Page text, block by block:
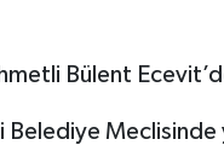
Bülent
Belediye Meclisinde